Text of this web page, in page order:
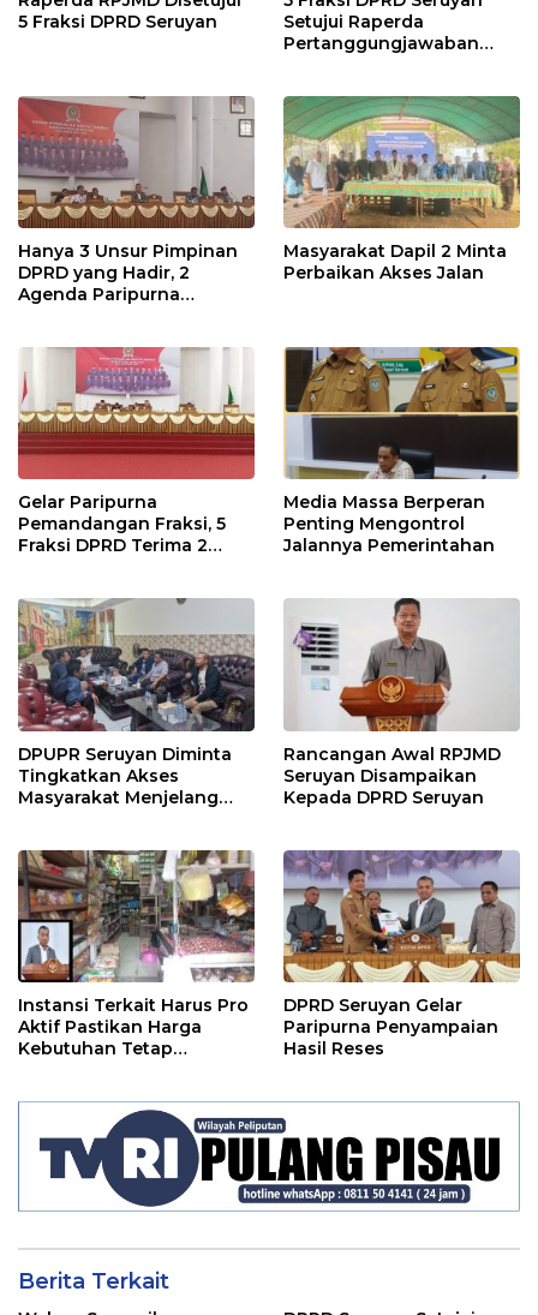
5 Fraksi DPRD Seruyan
Setujui Raperda
Pertanggungjawaban
Hanya 3 Unsur Pimpinan
DPRD yang Hadir, 2
Agenda Paripurna
Masyarakat Dapil 2 Minta
Perbaikan Akses Jalan
Gelar Paripurna
Pemandangan Fraksi, 5
Fraksi DPRD Terima 2
Media Massa Berperan
Penting Mengontrol
Jalannya Pemerintahan
DPUPR Seruyan Diminta
Tingkatkan Akses
Masyarakat Menjelang
Rancangan Awal RPJMD
Seruyan Disampaikan
Kepada DPRD Seruyan
Instansi Terkait Harus Pro
Aktif Pastikan Harga
Kebutuhan Tetap
DPRD Seruyan Gelar
Paripurna Penyampaian
Hasil Reses
Berita Terkait